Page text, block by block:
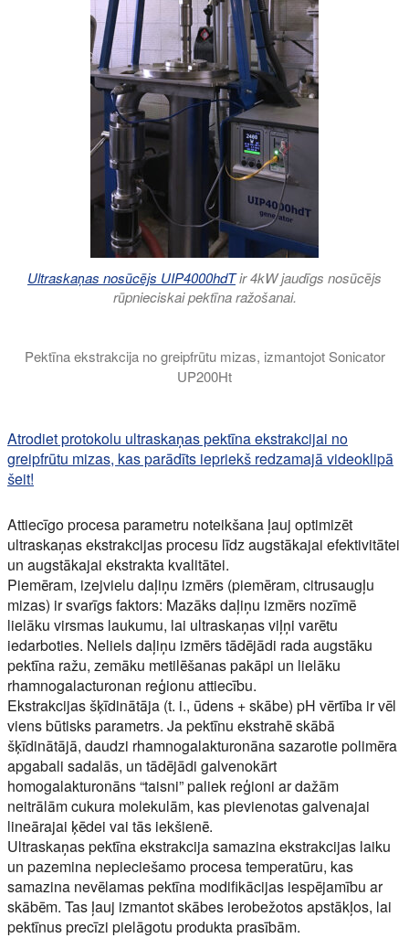
Ultraskaņas nosūcējs UIP4000hdTir 4kW jaudīgs nosūcējs
rūpnieciskai pektīna ražošanai.
Pektīna ekstrakcija no greipfrūtu mizas, izmantojot Sonicator
UP200Ht
Atrodiet protokolu ultraskaņas pektīna ekstrakcijai no
greipfrūtu mizas, kas parādīts iepriekš redzamajā videoklipā
šeit!
Attiecīgo procesa parametru noteikšana ļauj optimizēt
ultraskaņas ekstrakcijas procesu līdz augstākajai efektivitātei
un augstākajai ekstrakta kvalitātei.
Piemēram, izejvielu daļiņu izmērs (piemēram, citrusaugļu
mizas) ir svarīgs faktors: Mazāks daļiņu izmērs nozīmē
lielāku virsmas laukumu, lai ultraskaņas viļņi varētu
iedarboties. Neliels daļiņu izmērs tādējādi rada augstāku
pektīna ražu, zemāku metilēšanas pakāpi un lielāku
rhamnogalacturonan reģionu attiecību.
Ekstrakcijas šķīdinātāja (t. i., ūdens + skābe) pH vērtība ir vēl
viens būtisks parametrs. Ja pektīnu ekstrahē skābā
šķīdinātājā, daudzi rhamnogalakturonāna sazarotie polimēra
apgabali sadalās, un tādējādi galvenokārt
homogalakturonāns “taisni” paliek reģioni ar dažām
neitrālām cukura molekulām, kas pievienotas galvenajai
lineārajai ķēdei vai tās iekšienē.
Ultraskaņas pektīna ekstrakcija samazina ekstrakcijas laiku
un pazemina nepieciešamo procesa temperatūru, kas
samazina nevēlamas pektīna modifikācijas iespējamību ar
skābēm. Tas ļauj izmantot skābes ierobežotos apstākļos, lai
pektīnus precīzi pielāgotu produkta prasībām.